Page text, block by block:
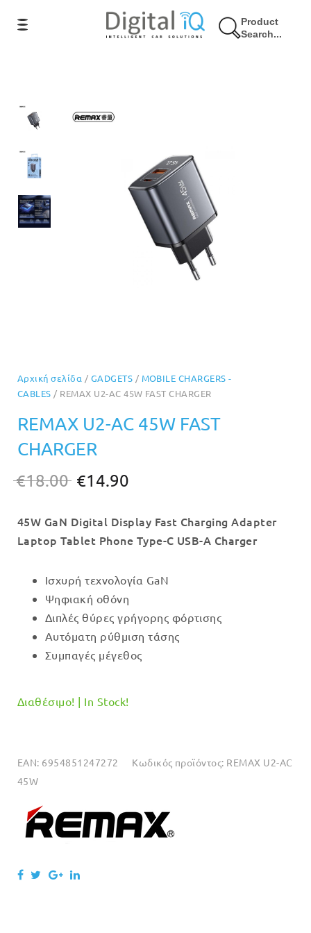
Product
Search...
Αρχική σελίδα / GADGETS / MOBILE CHARGERS -
CABLES / REMAX U2-AC 45W FAST CHARGER
REMAX U2-AC 45W FAST
CHARGER
€18.00 Original
was:
€18.00.
€14.90
τιμή
είναι:
€14.90.
45W GaN Digital Display Fast Charging Adapter
Laptop Tablet Phone Type-C USB-A Charger
Ισχυρή τεχνολογία GaN
Ψηφιακή οθόνη
Διπλές θύρες γρήγορης φόρτισης
Αυτόματη ρύθμιση τάσης
Συμπαγές μέγεθος
Διαθέσιμο! | In Stock!
EAN: 6954851247272 Κωδικός προϊόντος: REMAX U2-AC
45W